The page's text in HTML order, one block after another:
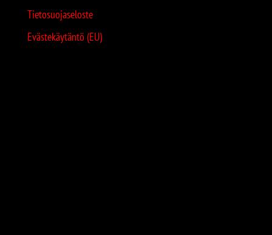
Tietosuojaseloste
Evästekäytäntö (EU)